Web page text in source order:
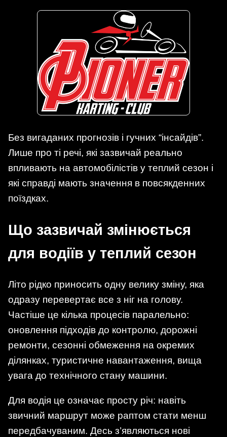
Без вигаданих прогнозів і гучних “інсайдів”.
Лише про ті речі, які зазвичай реально
впливають на автомобілістів у теплий сезон і
які справді мають значення в повсякденних
поїздках.
Що зазвичай змінюється
для водіїв у теплий сезон
Літо рідко приносить одну велику зміну, яка
одразу перевертає все з ніг на голову.
Частіше це кілька процесів паралельно:
оновлення підходів до контролю, дорожні
ремонти, сезонні обмеження на окремих
ділянках, туристичне навантаження, вища
увага до технічного стану машини.
Для водія це означає просту річ: навіть
звичний маршрут може раптом стати менш
передбачуваним. Десь з’являються нові